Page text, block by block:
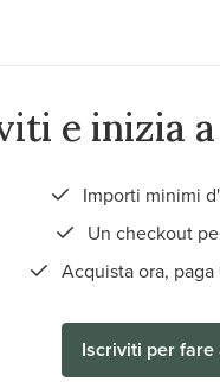
e inizia
Importi minimi
Un checkout
Acquista ora,
Iscriviti per fare